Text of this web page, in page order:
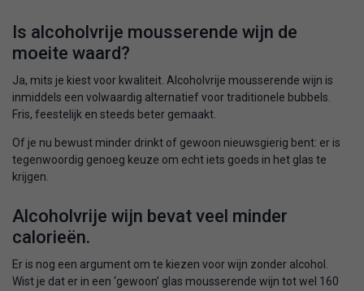
Is alcoholvrije mousserende wijn de
moeite waard?
Ja, mits je kiest voor kwaliteit. Alcoholvrije mousserende wijn is
inmiddels een volwaardig alternatief voor traditionele bubbels.
Fris, feestelijk en steeds beter gemaakt.
Of je nu bewust minder drinkt of gewoon nieuwsgierig bent: er is
tegenwoordig genoeg keuze om echt iets goeds in het glas te
krijgen.
Alcoholvrije wijn bevat veel minder
calorieën.
Er is nog een argument om te kiezen voor wijn zonder alcohol.
Wist je dat er in een ‘gewoon’ glas mousserende wijn tot wel 160